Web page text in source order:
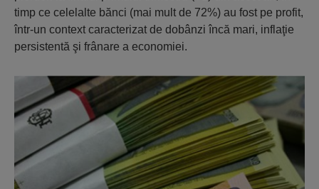
timp ce celelalte bănci (mai mult de 72%) au fost pe profit,
într-un context caracterizat de dobânzi încă mari, inflaţie
persistentă şi frânare a economiei.